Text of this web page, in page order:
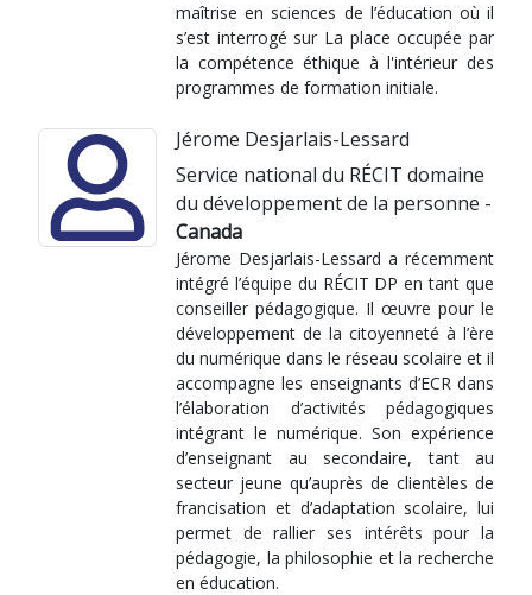
maîtrise en sciences de l’éducation où il
s’est interrogé sur La place occupée par
la compétence éthique à l'intérieur des
programmes de formation initiale.
Jérome Desjarlais-Lessard
Service national du RÉCIT domaine
du développement de la personne -
Canada
Jérome Desjarlais-Lessard a récemment
intégré l’équipe du RÉCIT DP en tant que
conseiller pédagogique. Il œuvre pour le
développement de la citoyenneté à l’ère
du numérique dans le réseau scolaire et il
accompagne les enseignants d’ECR dans
l’élaboration d’activités pédagogiques
intégrant le numérique. Son expérience
d’enseignant au secondaire, tant au
secteur jeune qu’auprès de clientèles de
francisation et d’adaptation scolaire, lui
permet de rallier ses intérêts pour la
pédagogie, la philosophie et la recherche
en éducation.